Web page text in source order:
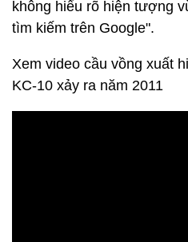
không hiểu rõ hiện tượng
tìm kiếm trên Google".
Xem video cầu vồng xuất
KC-10 xảy ra năm 2011